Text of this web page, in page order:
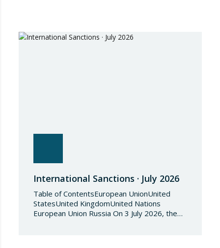
International Sanctions · July 2026
Table of ContentsEuropean UnionUnited
StatesUnited KingdomUnited Nations
European Union Russia On 3 July 2026, the